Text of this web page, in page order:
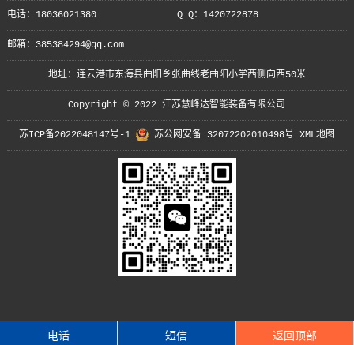
电话：18036021380 Q Q：1420722878
邮箱：385384294@qq.com
地址：连云港市东海县曲阳乡张曲线老曲阳小学西侧向西50米
Copyright © 2022 江苏慧峰达智能装备有限公司
苏ICP备2022048147号-1 苏公网安备 32072202010498号 XML地图
电话 短信 返回顶部